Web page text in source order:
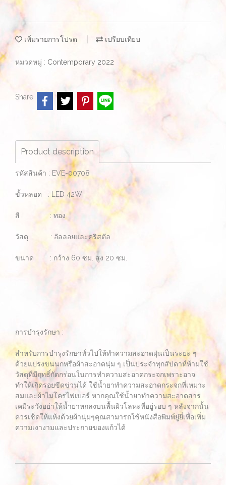
เพิ่มรายการโปรด เปรียบเทียบ
หมวดหมู่ : Contemporary 2022
Share
Product description
รหัสสินค้า : EVE-00708
ขั้วหลอด : LED 42W
สี : ทอง
วัสดุ : อัลลอยและคริสตัล
ขนาด : กว้าง 60 ซม. สูง 20 ซม.
การบำรุงรักษา :
สำหรับการบำรุงรักษาทั่วไปให้ทำความสะอาดฝุ่นเป็นระยะ ๆ
ด้วยแปรงขนนกหรือผ้าสะอาดนุ่ม ๆ เป็นประจำทุกสัปดาห์ห้ามใช้
วัสดุที่มีฤทธิ์กัดกร่อนในการทำความสะอาดกระจกเพราะอาจ
ทำให้เกิดรอยขีดข่วนได้ ใช้น้ำยาทำความสะอาดกระจกที่เหมาะ
สมและผ้าไมโครไฟเบอร์ หากคุณใช้น้ำยาทำความสะอาดสาร
เคมีระวังอย่าให้น้ำยาหกลงบนพื้นผิวโลหะที่อยู่รอบ ๆ หลังจากนั้น
ควรเช็ดให้แห้งด้วยผ้านุ่มๆคุณสามารถใช้หนังสือพิมพ์ยู่ยี่เพื่อเพิ่ม
ความเงางามและประกายของแก้วได้